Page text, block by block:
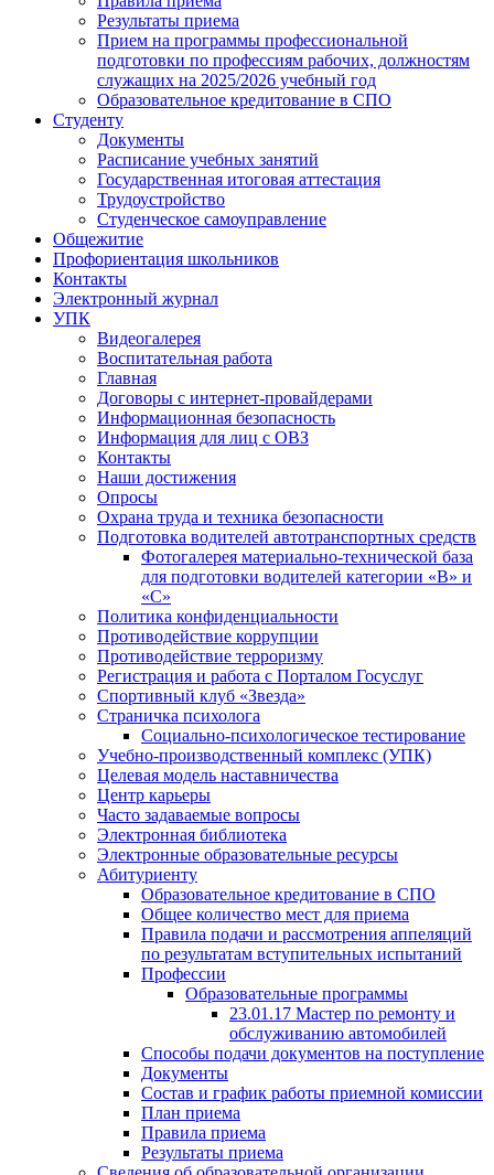
Результаты приема
Прием на программы профессиональной
подготовки по профессиям рабочих, должностям
служащих на 2025/2026 учебный год
Образовательное кредитование в СПО
Студенту
Документы
Расписание учебных занятий
Государственная итоговая аттестация
Трудоустройство
Студенческое самоуправление
Общежитие
Профориентация школьников
Контакты
Электронный журнал
УПК
Видеогалерея
Воспитательная работа
Главная
Договоры с интернет-провайдерами
Информационная безопасность
Информация для лиц с ОВЗ
Контакты
Наши достижения
Опросы
Охрана труда и техника безопасности
Подготовка водителей автотранспортных средств
Фотогалерея материально-технической база
для подготовки водителей категории «В» и
«С»
Политика конфиденциальности
Противодействие коррупции
Противодействие терроризму
Регистрация и работа с Порталом Госуслуг
Спортивный клуб «Звезда»
Страничка психолога
Социально-психологическое тестирование
Учебно-производственный комплекс (УПК)
Целевая модель наставничества
Центр карьеры
Часто задаваемые вопросы
Электронная библиотека
Электронные образовательные ресурсы
Абитуриенту
Образовательное кредитование в СПО
Общее количество мест для приема
Правила подачи и рассмотрения аппеляций
по результатам вступительных испытаний
Профессии
Образовательные программы
23.01.17 Мастер по ремонту и
обслуживанию автомобилей
Способы подачи документов на поступление
Документы
Состав и график работы приемной комиссии
План приема
Правила приема
Результаты приема